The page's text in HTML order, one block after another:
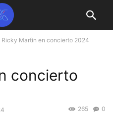
Ricky Martìn en concierto 2024
concierto
0
265